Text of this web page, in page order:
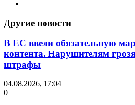
Другие новости
В ЕС ввели обязательную
контента. Нарушителям
штрафы
04.08.2026, 17:04
0